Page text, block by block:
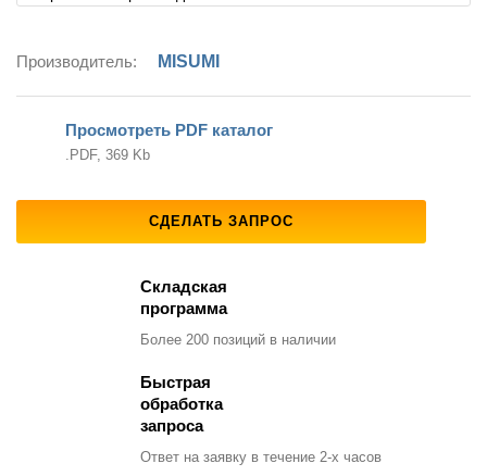
Производитель: MISUMI
Просмотреть PDF каталог
.PDF, 369 Kb
СДЕЛАТЬ ЗАПРОС
Складская
программа
Более 200 позиций в наличии
Быстрая
обработка
запроса
Ответ на заявку в течение 2-х часов